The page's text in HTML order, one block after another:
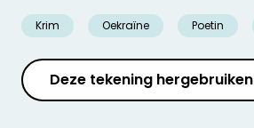
Krim Oekraïne Poetin
Deze tekening hergebruiken